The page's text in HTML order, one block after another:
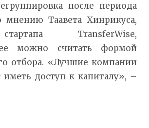
после периода
Таавета Хинрикуса,
TransferWise,
можно считать формой
отбора. «Лучшие компании
иметь доступ к капиталу», –